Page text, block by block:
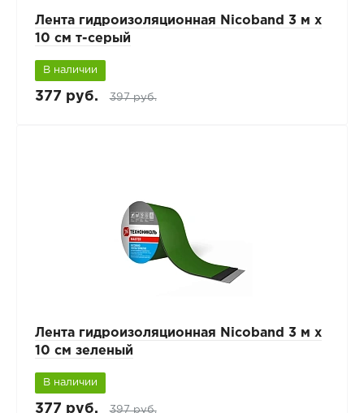
Лента гидроизоляционная Nicoband 3 м х
10 см т-серый
В наличии
377 руб. 397 руб.
Лента гидроизоляционная Nicoband 3 м х
10 см зеленый
В наличии
377 руб. 397 руб.